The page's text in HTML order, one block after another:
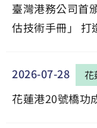
臺灣港務公司首
估技術手冊」 打
2026-07-28 花
花蓮港20號橋